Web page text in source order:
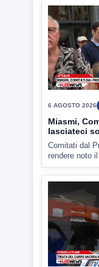
6 AGOSTO 2026
Miasmi,
lasciateci
Comitati dal
rendere noto